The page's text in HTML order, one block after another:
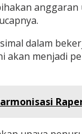
dalam
menjadi